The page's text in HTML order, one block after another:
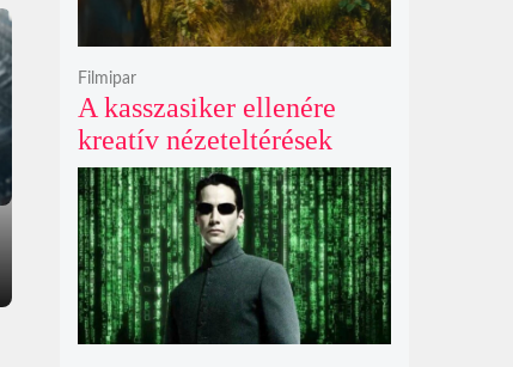
A kasszasiker ellenére
kreatív nézeteltérések
miatt távozik Gareth
Edwards, új rendezőt keres
a Jurassic World 5
Filmipar